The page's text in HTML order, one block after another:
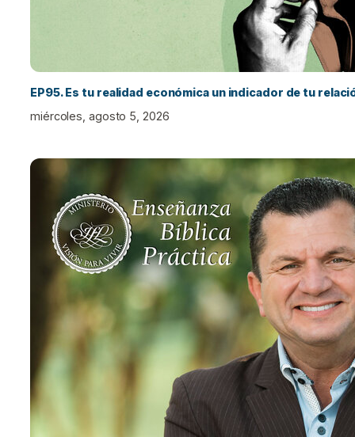
EP95. Es tu realidad económica un indicador de tu
miércoles, agosto 5, 2026